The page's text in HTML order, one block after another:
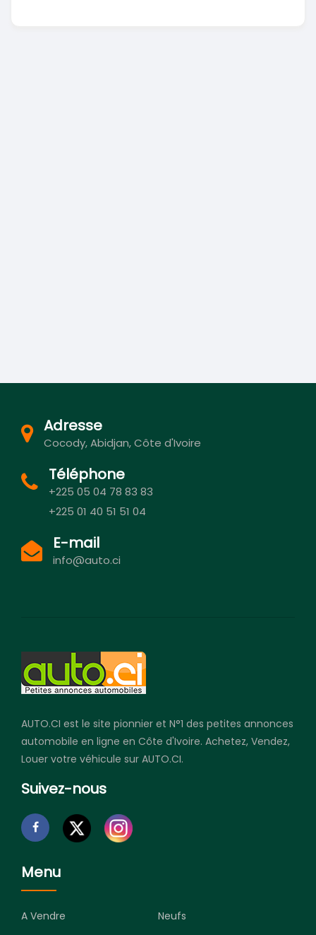
Adresse
Cocody, Abidjan, Côte d'Ivoire
Téléphone
+225 05 04 78 83 83
+225 01 40 51 51 04
E-mail
info@auto.ci
AUTO.CI est le site pionnier et N°1 des petites annonces
automobile en ligne en Côte d'Ivoire. Achetez, Vendez,
Louer votre véhicule sur AUTO.CI.
Suivez-nous
Menu
A Vendre
Neufs